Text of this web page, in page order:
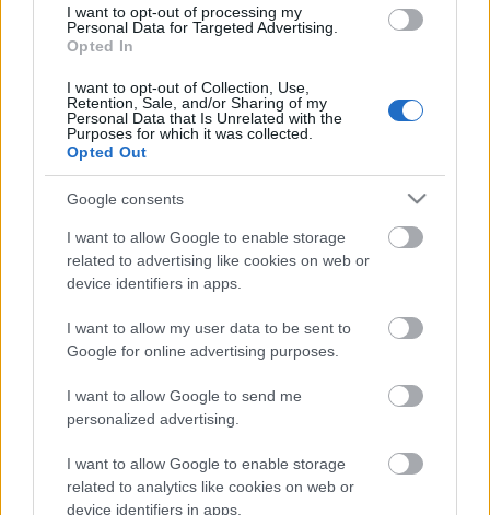
I want to opt-out of processing my
Personal Data for Targeted Advertising.
Opted In
I want to opt-out of Collection, Use,
Retention, Sale, and/or Sharing of my
Personal Data that Is Unrelated with the
Purposes for which it was collected.
Opted Out
Google consents
I want to allow Google to enable storage
related to advertising like cookies on web or
device identifiers in apps.
I want to allow my user data to be sent to
Google for online advertising purposes.
I want to allow Google to send me
personalized advertising.
I want to allow Google to enable storage
related to analytics like cookies on web or
device identifiers in apps.
Pályázat
Szemétdíj és kedvezmények
Szólj hozzá!
A hozzászóláshoz be kell lépned!